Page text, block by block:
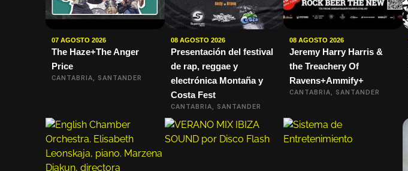
07 AGOSTO 2026
The Haze+The Anger
Price
CANTABRIA, SANTANDER
08 AGOSTO 2026
Presentación del festival
de rap, reggae y
electrónica Montaña y
Costa Fest
CANTABRIA, SANTANDER
08 AGOSTO 2026
Jeremy Harry Harris &
the Treachery Of
Ravens+Ammify+
CANTABRIA, SANTANDER